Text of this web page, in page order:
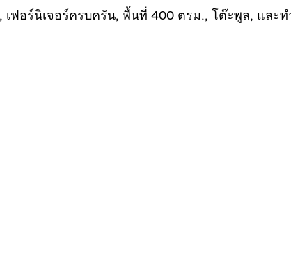
อร์นิเจอร์ครบครัน, พื้นที่ 400 ตรม., โต๊ะพูล, และท